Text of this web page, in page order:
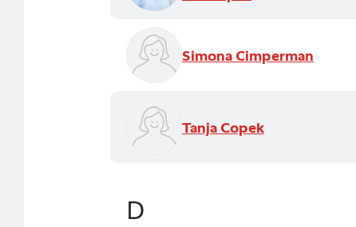
Simona Cimperman
Tanja Copek
D